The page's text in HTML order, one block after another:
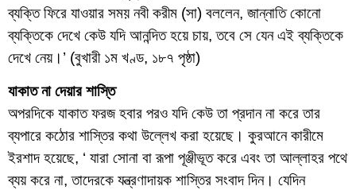
ব্যক্তি ফিরে যাওয়ার সময় নবী করীম (সা) বললেন, জান্নাতি কোনো
ব্যক্তিকে দেখে কেউ যদি আনন্দিত হয়ে চায়, তবে সে যেন এই ব্যক্তিকে
দেখে নেয়।’ (বুখারী ১ম খণ্ড, ১৮৭ পৃষ্ঠা)
যাকাত না দেয়ার শাস্তি
অপরদিকে যাকাত ফরজ হবার পরও যদি কেউ তা প্রদান না করে তার
ব্যপারে কঠোর শাস্তির কথা উল্লেখ করা হয়েছে। কুরআনে কারীমে
ইরশাদ হয়েছে, ‘ যারা সোনা বা রূপা পূঞ্জীভূত করে এবং তা আল্লাহর পথে
ব্যয় করে না, তাদেরকে যন্ত্রণাদায়ক শাস্তির সংবাদ দিন। যেদিন